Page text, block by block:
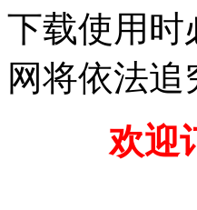
下载使用时
网将依法追
欢迎